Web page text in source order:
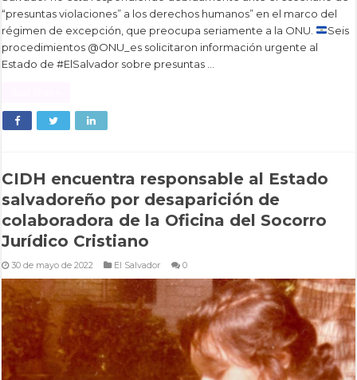
“presuntas violaciones” a los derechos humanos” en el marco del
régimen de excepción, que preocupa seriamente a la ONU.
Seis
procedimientos @ONU_es solicitaron información urgente al
Estado de #ElSalvador sobre presuntas …
CIDH encuentra responsable al Estado
salvadoreño por desaparición de
colaboradora de la Oficina del Socorro
Jurídico Cristiano
30 de mayo de 2022 El Salvador 0